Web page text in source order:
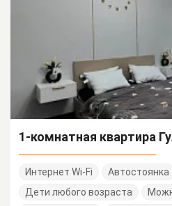
1-комнатная квартира
Интернет Wi-Fi
Автостоянка
Дети любого возраста